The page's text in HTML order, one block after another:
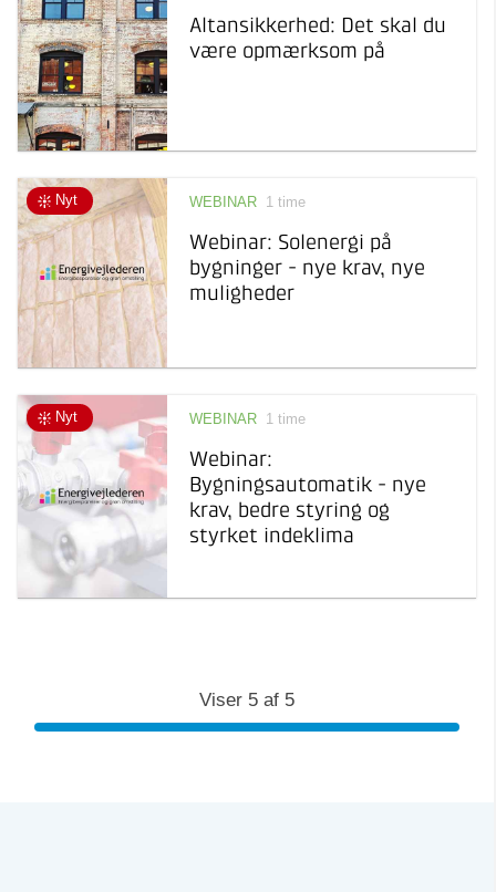
underviser
Webinar
Online seminar med live
oplæg
Workshop
Aktiv udveksling af ideer
og erfaringer
Altansikkerhed: Det skal du
være opmærksom på
Nyt WEBINAR 1 time
Webinar: Solenergi på
bygninger - nye krav, nye
muligheder
Nyt WEBINAR 1 time
Webinar:
Bygningsautomatik - nye
krav, bedre styring og
styrket indeklima
Viser 5 af 5